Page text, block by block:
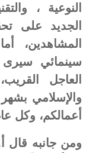
النوعية ،
الجديد على
المشاهدين،
سينمائي سيرى
العاجل
والإسلامي
أعمالكم، وكل
ومن جانبه قال